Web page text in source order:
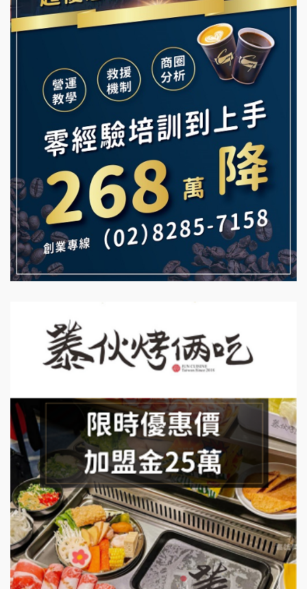
Ramble Café 漫步藍咖啡加盟說明會
微風亭鐵板燒加盟說明會
鮮茶道加盟說明會
【曉妍美妝】誠徵行政櫃檯
自助洗衣店誠徵代洗收送人員(台中市)
MUSHEN徵SPA美容芳療師
日十。早午食加盟說明會
拾鑶火鍋加盟說明會
韓金量加盟說明會
Mr.Wish加盟說明會
白鬍泡泡 BOHO POPO加盟說明會
雞咕雞咕加盟說明會
TEA TOP加盟說明會
珍好味臭臭鍋加盟說明會
藍象廷泰式火鍋加盟說明會
上宇林加盟說明會
莫尼早餐Morni加盟說明會
手作功夫茶加盟說明會
SHARE TEA歇腳亭加盟說明會
潮味決-湯滷專門店加盟說明會
鬍子茶加盟說明會
鮮茶道加盟說明會
微風亭鐵板燒加盟說明會